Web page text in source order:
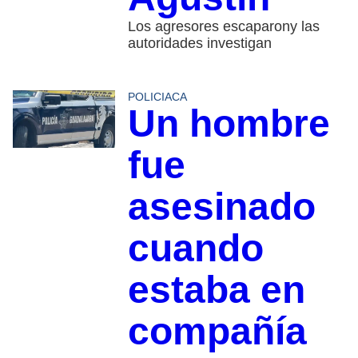
Los agresores escaparony las
autoridades investigan
POLICIACA
Un hombre
fue
asesinado
cuando
estaba en
compañía